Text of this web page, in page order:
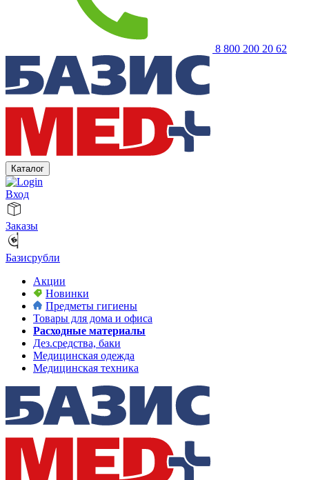
8 800 200 20 62
Каталог
Вход
Заказы
Базисрубли
Акции
Новинки
Предметы гигиены
Товары для дома и офиса
Расходные материалы
Дез.средства, баки
Медицинская одежда
Медицинская техника